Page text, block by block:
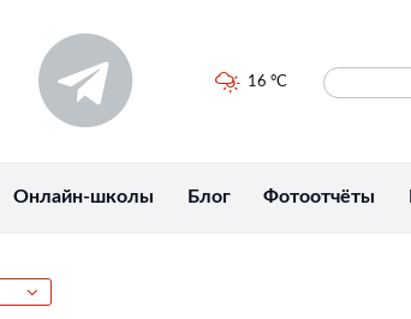
16 °C
Онлайн-школы Блог Фотоотчёты